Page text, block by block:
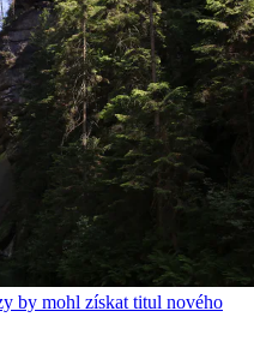
by mohl získat titul nového